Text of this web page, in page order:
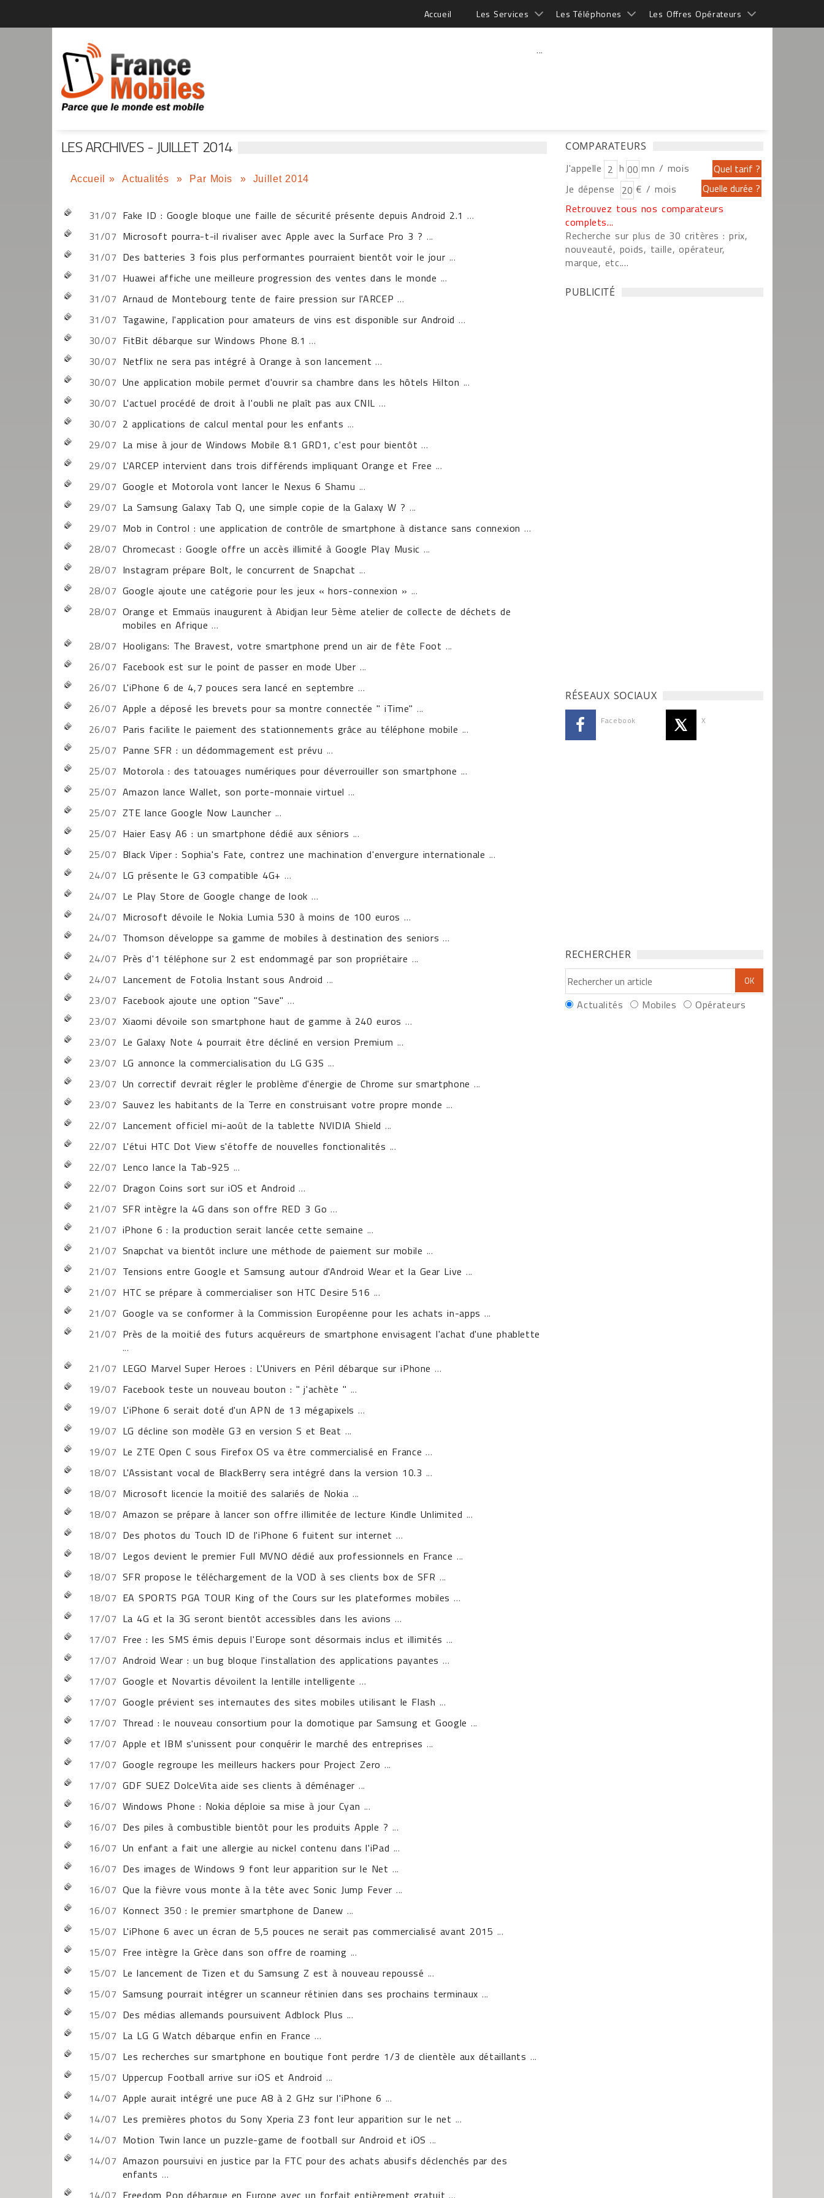
Accueil Les Services Les Téléphones Les Offres Opérateurs
...
LES ARCHIVES - JUILLET 2014
Accueil » Actualités » Par Mois » Juillet 2014
31/07 Fake ID : Google bloque une faille de sécurité présente depuis Android 2.1 ...
31/07 Microsoft pourra-t-il rivaliser avec Apple avec la Surface Pro 3 ? ...
31/07 Des batteries 3 fois plus performantes pourraient bientôt voir le jour ...
31/07 Huawei affiche une meilleure progression des ventes dans le monde ...
31/07 Arnaud de Montebourg tente de faire pression sur l'ARCEP ...
31/07 Tagawine, l'application pour amateurs de vins est disponible sur Android ...
30/07 FitBit débarque sur Windows Phone 8.1 ...
30/07 Netflix ne sera pas intégré à Orange à son lancement ...
30/07 Une application mobile permet d'ouvrir sa chambre dans les hôtels Hilton ...
30/07 L'actuel procédé de droit à l'oubli ne plaît pas aux CNIL...
30/07 2 applications de calcul mental pour les enfants ...
29/07 La mise à jour de Windows Mobile 8.1 GRD1, c'est pour bientôt ...
29/07 L'ARCEP intervient dans trois différends impliquant Orange et Free ...
29/07 Google et Motorola vont lancer le Nexus 6 Shamu ...
29/07 La Samsung Galaxy Tab Q, une simple copie de la Galaxy W ? ...
29/07 Mob in Control : une application de contrôle de smartphone à distance sans connexion ...
28/07 Chromecast : Google offre un accès illimité à Google Play Music...
28/07 Instagram prépare Bolt, le concurrent de Snapchat ...
28/07 Google ajoute une catégorie pour les jeux « hors-connexion » ...
28/07 Orange et Emmaüs inaugurent à Abidjan leur 5ème atelier de collecte de déchets de
mobiles en Afrique ...
28/07 Hooligans: The Bravest, votre smartphone prend un air de fête Foot ...
26/07 Facebook est sur le point de passer en mode Uber ...
26/07 L'iPhone 6 de 4,7 pouces sera lancé en septembre ...
26/07 Apple a déposé les brevets pour sa montre connectée " iTime" ...
26/07 Paris facilite le paiement des stationnements grâce au téléphone mobile ...
25/07 Panne SFR : un dédommagement est prévu ...
25/07 Motorola : des tatouages numériques pour déverrouiller son smartphone ...
25/07 Amazon lance Wallet, son porte-monnaie virtuel ...
25/07 ZTE lance Google Now Launcher ...
25/07 Haier Easy A6 : un smartphone dédié aux séniors ...
25/07 Black Viper : Sophia's Fate, contrez une machination d'envergure internationale ...
24/07 LG présente le G3 compatible 4G+ ...
24/07 Le Play Store de Google change de look ...
24/07 Microsoft dévoile le Nokia Lumia 530 à moins de 100 euros ...
24/07 Thomson développe sa gamme de mobiles à destination des seniors ...
24/07 Près d'1 téléphone sur 2 est endommagé par son propriétaire ...
24/07 Lancement de Fotolia Instant sous Android ...
23/07 Facebook ajoute une option "Save" ...
23/07 Xiaomi dévoile son smartphone haut de gamme à 240 euros ...
23/07 Le Galaxy Note 4 pourrait être décliné en version Premium ...
23/07 LG annonce la commercialisation du LG G3S ...
23/07 Un correctif devrait régler le problème d'énergie de Chrome sur smartphone ...
23/07 Sauvez les habitants de la Terre en construisant votre propre monde ...
22/07 Lancement officiel mi-août de la tablette NVIDIA Shield...
22/07 L'étui HTC Dot View s'étoffe de nouvelles fonctionalités ...
22/07 Lenco lance la Tab-925 ...
22/07 Dragon Coins sort sur iOS et Android ...
21/07 SFR intègre la 4G dans son offre RED 3 Go ...
21/07 iPhone 6 : la production serait lancée cette semaine ...
21/07 Snapchat va bientôt inclure une méthode de paiement sur mobile ...
21/07 Tensions entre Google et Samsung autour d'Android Wear et la Gear Live ...
21/07 HTC se prépare à commercialiser son HTC Desire 516 ...
21/07 Google va se conformer à la Commission Européenne pour les achats in-apps ...
21/07 Près de la moitié des futurs acquéreurs de smartphone envisagent l'achat d'une phablette
...
21/07 LEGO Marvel Super Heroes : L'Univers en Péril débarque sur iPhone ...
19/07 Facebook teste un nouveau bouton : " j'achète " ...
19/07 L'iPhone 6 serait doté d'un APN de 13 mégapixels...
19/07 LG décline son modèle G3 en version S et Beat ...
19/07 Le ZTE Open C sous Firefox OS va être commercialisé en France...
18/07 L'Assistant vocal de BlackBerry sera intégré dans la version 10.3 ...
18/07 Microsoft licencie la moitié des salariés de Nokia ...
18/07 Amazon se prépare à lancer son offre illimitée de lecture Kindle Unlimited ...
18/07 Des photos du Touch ID de l'iPhone 6 fuitent sur internet ...
18/07 Legos devient le premier Full MVNO dédié aux professionnels en France ...
18/07 SFR propose le téléchargement de la VOD à ses clients box de SFR ...
18/07 EA SPORTS PGA TOUR King of the Cours sur les plateformes mobiles ...
17/07 La 4G et la 3G seront bientôt accessibles dans les avions ...
17/07 Free : les SMS émis depuis l'Europe sont désormais inclus et illimités ...
17/07 Android Wear : un bug bloque l'installation des applications payantes ...
17/07 Google et Novartis dévoilent la lentille intelligente ...
17/07 Google prévient ses internautes des sites mobiles utilisant le Flash ...
17/07 Thread : le nouveau consortium pour la domotique par Samsung et Google ...
17/07 Apple et IBM s'unissent pour conquérir le marché des entreprises...
17/07 Google regroupe les meilleurs hackers pour Project Zero ...
17/07 GDF SUEZ DolceVita aide ses clients à déménager ...
16/07 Windows Phone : Nokia déploie sa mise à jour Cyan ...
16/07 Des piles à combustible bientôt pour les produits Apple ? ...
16/07 Un enfant a fait une allergie au nickel contenu dans l'iPad ...
16/07 Des images de Windows 9 font leur apparition sur le Net ...
16/07 Que la fièvre vous monte à la tête avec Sonic Jump Fever ...
16/07 Konnect 350 : le premier smartphone de Danew ...
15/07 L'iPhone 6 avec un écran de 5,5 pouces ne serait pas commercialisé avant 2015 ...
15/07 Free intègre la Grèce dans son offre de roaming ...
15/07 Le lancement de Tizen et du Samsung Z est à nouveau repoussé ...
15/07 Samsung pourrait intégrer un scanneur rétinien dans ses prochains terminaux ...
15/07 Des médias allemands poursuivent Adblock Plus ...
15/07 La LG G Watch débarque enfin en France ...
15/07 Les recherches sur smartphone en boutique font perdre 1/3 de clientèle aux détaillants ...
15/07 Uppercup Football arrive sur iOS et Android ...
14/07 Apple aurait intégré une puce A8 à 2 GHz sur l'iPhone 6 ...
14/07 Les premières photos du Sony Xperia Z3 font leur apparition sur le net ...
14/07 Motion Twin lance un puzzle-game de football sur Android et iOS ...
14/07 Amazon poursuivi en justice par la FTC pour des achats abusifs déclenchés par des
enfants ...
14/07 Freedom Pop débarque en Europe avec un forfait entièrement gratuit ...
COMPARATEURS
J'appelle h
mn / mois
Je dépense
€ / mois
Retrouvez tous nos comparateurs
complets...
Recherche sur plus de 30 critères : prix,
nouveauté, poids, taille, opérateur,
marque, etc....
PUBLICITÉ
RÉSEAUX SOCIAUX
Facebook X
RECHERCHER
Actualités Mobiles Opérateurs